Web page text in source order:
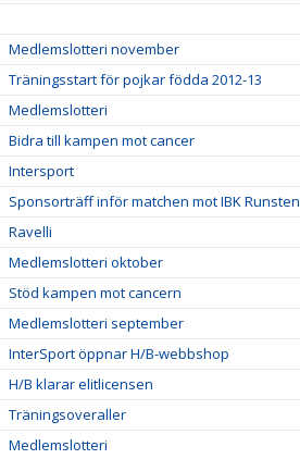
Medlemslotteri november
Träningsstart för pojkar födda 2012-13
Medlemslotteri
Bidra till kampen mot cancer
Intersport
Sponsorträff inför matchen mot IBK Runsten
Ravelli
Medlemslotteri oktober
Stöd kampen mot cancern
Medlemslotteri september
InterSport öppnar H/B-webbshop
H/B klarar elitlicensen
Träningsoveraller
Medlemslotteri